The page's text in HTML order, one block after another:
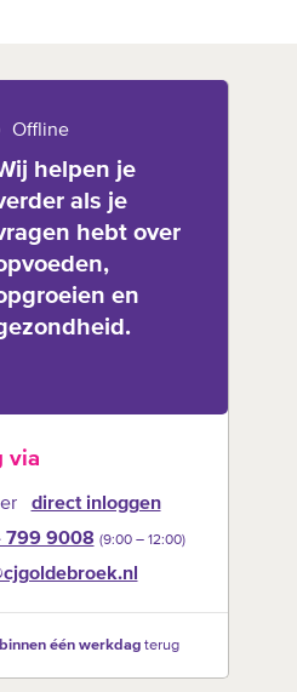
Offline
helpen je
als je
hebt over
en
via
direct inloggen
799 9008 (9:00 –‍ 12:00)
binnen één werkdagterug